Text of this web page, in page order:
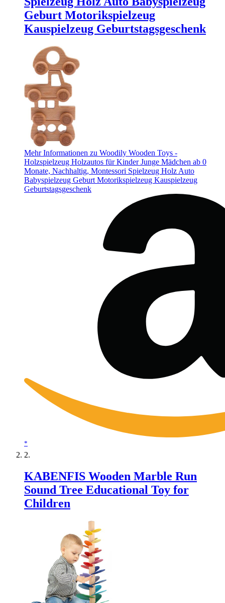
Geburt Motorikspielzeug
Kauspielzeug Geburtstagsgeschenk
Mehr Informationen zu Woodily Wooden Toys -
Holzspielzeug Holzautos für Kinder Junge Mädchen ab 0
Monate, Nachhaltig, Montessori Spielzeug Holz Auto
Babyspielzeug Geburt Motorikspielzeug Kauspielzeug
Geburtstagsgeschenk
*
KABENFIS Wooden Marble Run
Sound Tree Educational Toy for
Children